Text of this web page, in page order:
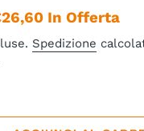
In Offerta
Spedizione